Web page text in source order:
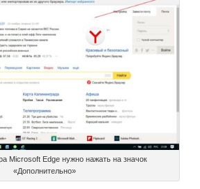
Microsoft Edge нужно нажать на значок
«Дополнительно»